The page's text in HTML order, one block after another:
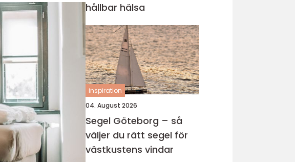
hållbar hälsa
inspiration
04. August 2026
Segel Göteborg – så
väljer du rätt segel för
västkustens vindar